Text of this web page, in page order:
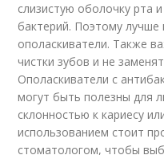
слизистую оболочку рта
бактерий. Поэтому лучше
ополаскиватели. Также
чистки зубов и не
Ополаскиватели с
могут быть полезны для
склонностью к кариесу
использованием стоит
стоматологом, чтобы